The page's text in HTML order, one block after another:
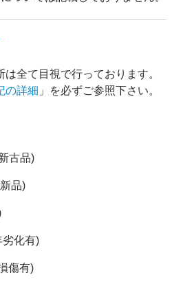
全て目視で行っております。
の詳細 」を必ずご参照下さい。
古品)
品)
劣化有)
傷有)